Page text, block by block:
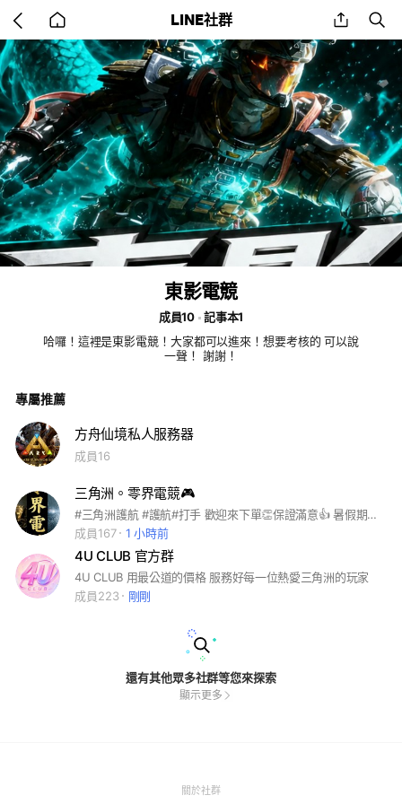
back
to
home
LINE社群 share
東影電競
成員10
記事本1
哈囉！這裡是東影電競！大家都可以進來！想要考核的 可以說
一聲！ 謝謝！
專屬推薦
方舟仙境私人服務器
成員16
三角洲。零界電競🎮
#三角洲護航 #護航#打手 歡迎來下單👏保證滿意👍 暑假期間少少的台幣吃千萬級哈弗幣
成員167
1 小時前
4U CLUB 官方群
4U CLUB 用最公道的價格 服務好每一位熱愛三角洲的玩家
成員223
剛剛
還有其他眾多社群等您來探索
顯示更多
關於社群(Open